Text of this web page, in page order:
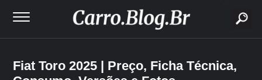
Fiat Toro 2025 | Preço, Ficha Técnica,